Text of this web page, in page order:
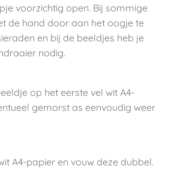
voorzichtig open. Bij sommige
de hand door aan het oogje te
en bij de beeldjes heb je
nodig.
op het eerste vel wit A4-
gemorst as eenvoudig weer
A4-papier en vouw deze dubbel.